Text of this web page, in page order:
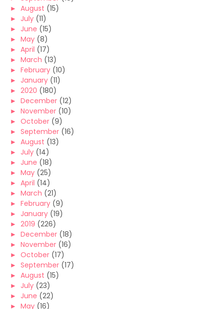
► August (15)
► July (11)
► June (15)
► May (8)
► April (17)
► March (13)
► February (10)
► January (11)
► 2020 (180)
► December (12)
► November (10)
► October (9)
► September (16)
► August (13)
► July (14)
► June (18)
► May (25)
► April (14)
► March (21)
► February (9)
► January (19)
► 2019 (226)
► December (18)
► November (16)
► October (17)
► September (17)
► August (15)
► July (23)
► June (22)
► May (16)